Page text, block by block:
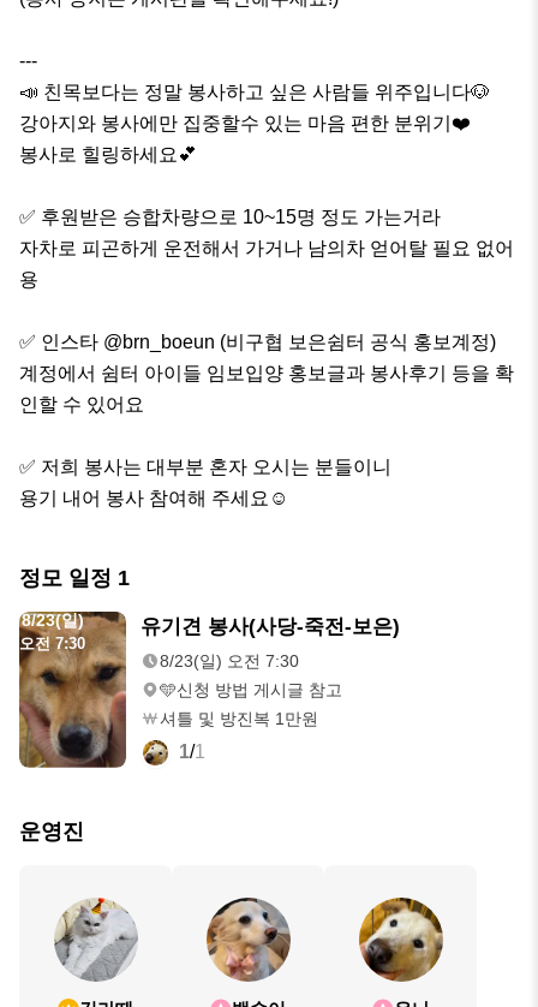
---
📣 친목보다는 정말 봉사하고 싶은 사람들 위주입니다🐶
강아지와 봉사에만 집중할수 있는 마음 편한 분위기❤️
봉사로 힐링하세요💕
✅️ 후원받은 승합차량으로 10~15명 정도 가는거라
자차로 피곤하게 운전해서 가거나 남의차 얻어탈 필요 없어
용
✅️ 인스타 @brn_boeun (비구협 보은쉼터 공식 홍보계정)
계정에서 쉼터 아이들 임보입양 홍보글과 봉사후기 등을 확
인할 수 있어요
✅️ 저희 봉사는 대부분 혼자 오시는 분들이니
용기 내어 봉사 참여해 주세요☺️
정모 일정 1
8/23(일)
오전 7:30
유기견 봉사(사당-죽전-보은)
8/23(일) 오전 7:30
🩵신청 방법 게시글 참고
셔틀 및 방진복 1만원
1/1
운영진